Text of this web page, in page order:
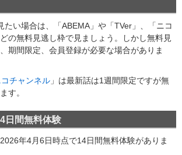
たい場合は、「ABEMA」や「TVer」、「ニコ
の無料見逃し枠で見ましょう。しかし無料見
期間限定、会員登録が必要な場合がありま
チャンネル 」は最新話は1週間限定ですが無
す。
日間無料体験
年4月6日時点で14日間無料体験がありま